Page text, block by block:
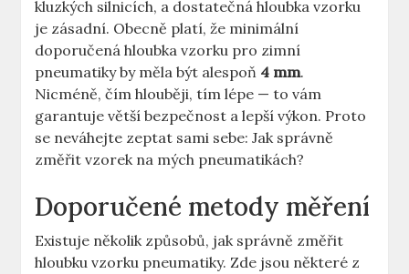
kluzkých silnicích, a dostatečná hloubka vzorku
je zásadní. Obecně platí, že minimální
doporučená hloubka vzorku pro zimní
pneumatiky by měla být alespoň 4 mm.
Nicméně, čím hlouběji, tím lépe — to vám
garantuje větší bezpečnost a lepší výkon. Proto
se neváhejte zeptat sami sebe: Jak správně
změřit vzorek na mých pneumatikách?
Doporučené metody měření
Existuje několik způsobů, jak správně změřit
hloubku vzorku pneumatiky. Zde jsou některé z